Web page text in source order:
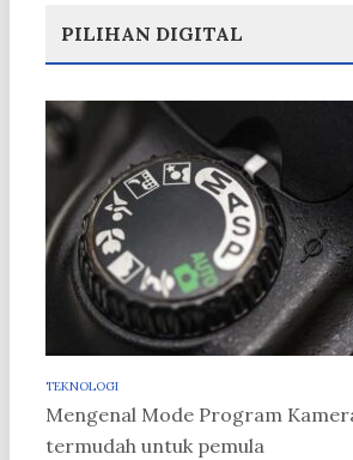
PILIHAN DIGITAL
TEKNOLOGI
Mengenal Mode Program
termudah untuk pemula